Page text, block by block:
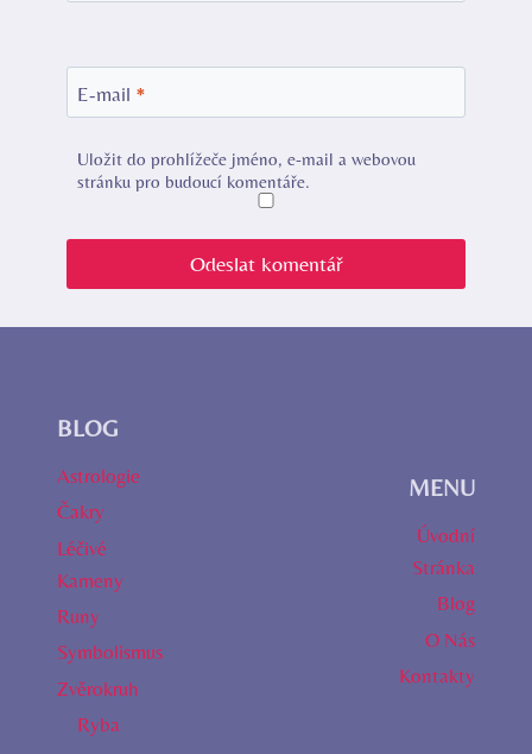
E-mail *
Uložit do prohlížeče jméno, e-mail a webovou
stránku pro budoucí komentáře.
BLOG
Astrologie
Čakry
Léčivé
Kameny
Runy
Symbolismus
Zvěrokruh
Ryba
MENU
Úvodní
Stránka
Blog
O Nás
Kontakty